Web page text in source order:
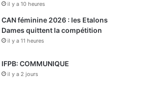
il y a 10 heures
CAN féminine 2026 : les Etalons
Dames quittent la compétition
il y a 11 heures
IFPB: COMMUNIQUE
il y a 2 jours